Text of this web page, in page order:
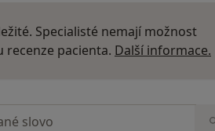
Specialisté nemají možnost
pacienta. Další informace.